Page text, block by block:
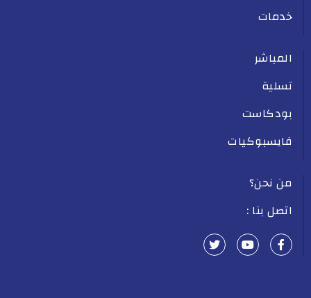
خدمات
المباشر
تسلية
بودكاست
فايسبوكيات
من نحن؟
اتصل بنا :